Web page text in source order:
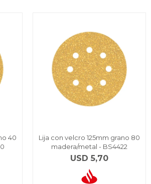
40
Lija con velcro 125mm grano 80
madera/metal - BS4422
USD 5,70